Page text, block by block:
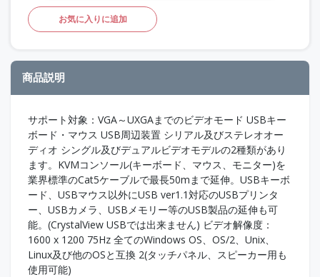
お気に入りに追加
商品説明
サポート対象：VGA～UXGAまでのビデオモード USBキー
ボード・マウス USB周辺装置 シリアル及びステレオオー
ディオ シングル及びデュアルビデオモデルの2種類があり
ます。KVMコンソール(キーボード、マウス、モニター)を
業界標準のCat5ケーブルで最長50mまで延伸。USBキーボ
ード、USBマウス以外にUSB ver1.1対応のUSBプリンタ
ー、USBカメラ、USBメモリー等のUSB製品の延伸も可
能。(CrystalView USBでは出来ません) ビデオ解像度：
1600 x 1200 75Hz 全てのWindows OS、OS/2、Unix、
Linux及び他のOSと互換 2(タッチパネル、スピーカー用も
使用可能)